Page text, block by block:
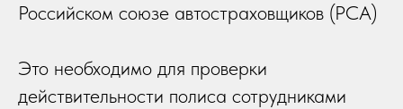
Российском союзе автостраховщиков (РСА)
Это необходимо для проверки
действительности полиса сотрудниками